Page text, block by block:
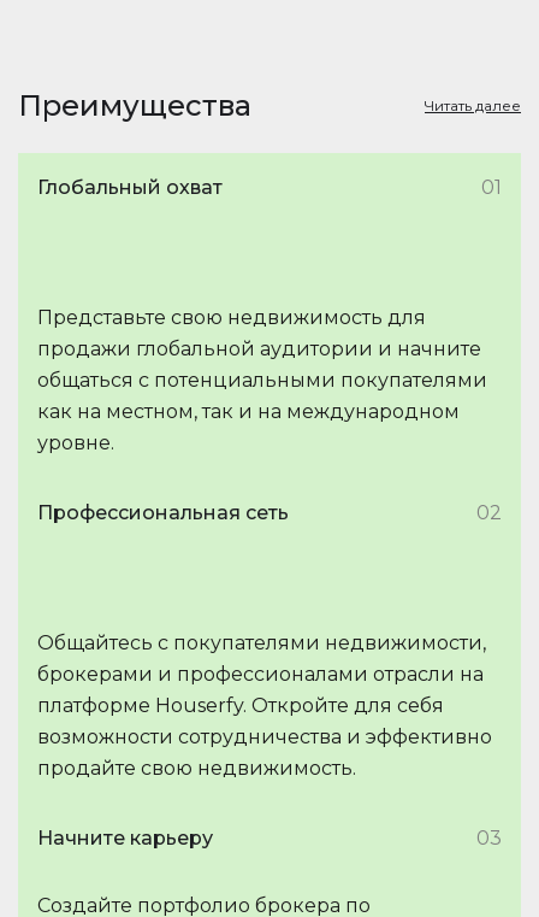
Преимущества Читать далее
Глобальный охват 01
Представьте свою недвижимость для
продажи глобальной аудитории и начните
общаться с потенциальными покупателями
как на местном, так и на международном
уровне.
Профессиональная сеть 02
Общайтесь с покупателями недвижимости,
брокерами и профессионалами отрасли на
платформе Houserfy. Откройте для себя
возможности сотрудничества и эффективно
продайте свою недвижимость.
Начните карьеру 03
Создайте портфолио брокера по